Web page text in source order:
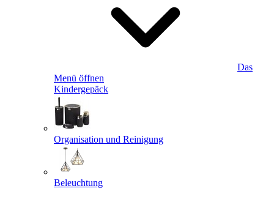
Das
Menü öffnen
Kindergepäck
Organisation und Reinigung
Beleuchtung